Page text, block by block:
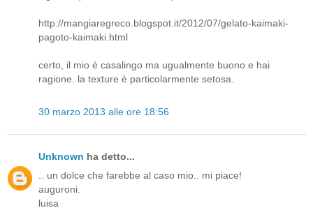
http://mangiaregreco.blogspot.it/2012/07/gelato-kaimaki-
pagoto-kaimaki.html
certo, il mio è casalingo ma ugualmente buono e hai
ragione. la texture è particolarmente setosa.
30 marzo 2013 alle ore 18:56
Unknown ha detto...
.. un dolce che farebbe al caso mio.. mi piace!
auguroni.
luisa